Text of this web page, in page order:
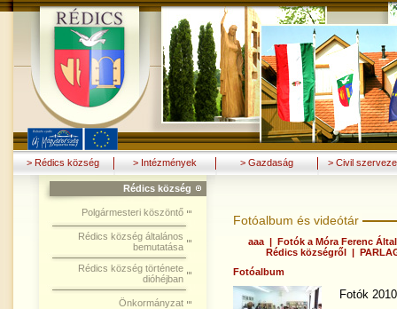
> Rédics község > Intézmények > Gazdaság > Civil
Rédics község
Polgármesteri köszöntő
Rédics község általános
bemutatása
Rédics község története
dióhéjban
Önkormányzat
Fotóalbum és videótár
aaa| Fotók a Móra Ferenc
Rédics községről|
Fotóalbum
Fotók